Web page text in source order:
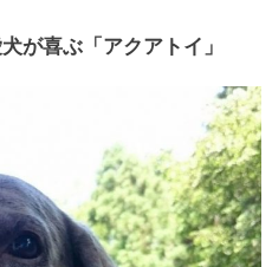
が喜ぶ「アクアトイ」